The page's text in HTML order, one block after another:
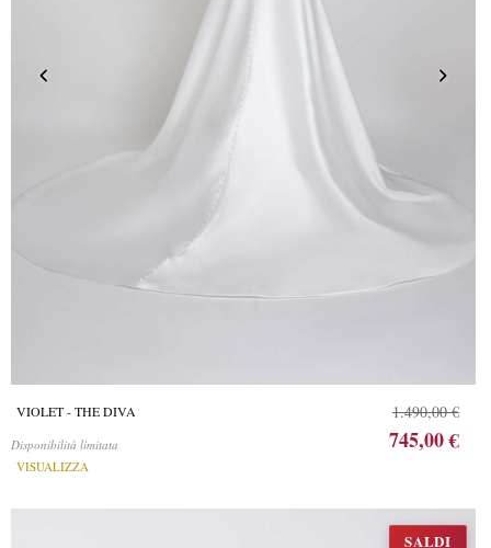
VIOLET - THE DIVA
Disponibilità limitata
VISUALIZZA
1.490,00 €
745,00 €
SALDI